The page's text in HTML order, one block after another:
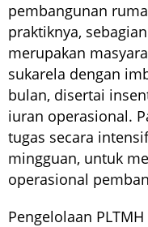
pembangunan
praktiknya,
merupakan
sukarela dengan
bulan, disertai
iuran operasional.
tugas secara
mingguan, untuk
operasional
Pengelolaan